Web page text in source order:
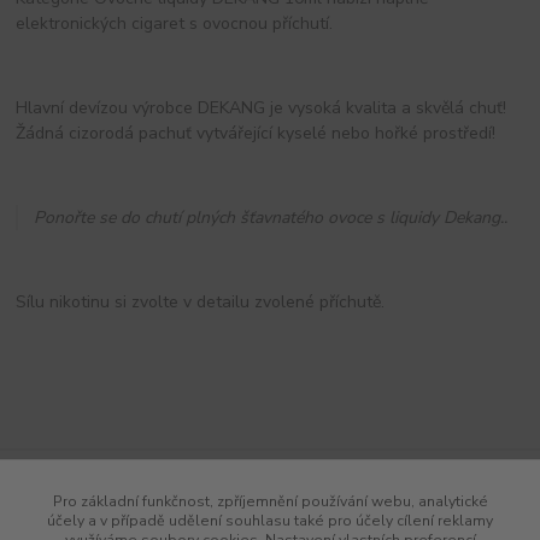
elektronických cigaret s ovocnou příchutí.
Hlavní devízou výrobce DEKANG je vysoká kvalita a skvělá chuť!
Žádná cizorodá pachuť vytvářející kyselé nebo hořké prostředí!
Ponořte se do chutí plných šťavnatého ovoce s liquidy Dekang..
Sílu nikotinu si zvolte v detailu zvolené příchutě.
Pro základní funkčnost, zpříjemnění používání webu, analytické
účely a v případě udělení souhlasu také pro účely cílení reklamy